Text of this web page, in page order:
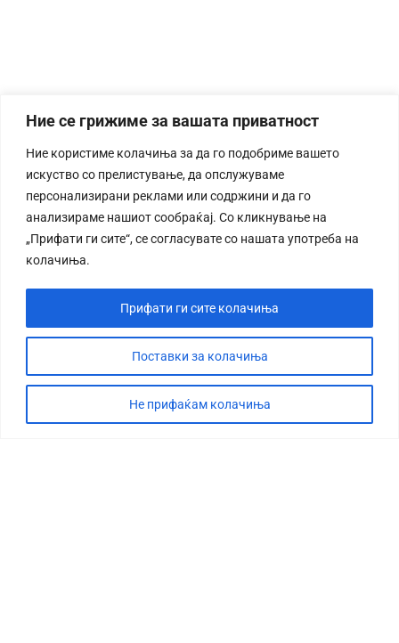
Ние се грижиме за вашата приватност
Ние користиме колачиња за да го подобриме вашето
искуство со прелистување, да опслужуваме
персонализирани реклами или содржини и да го
анализираме нашиот сообраќај. Со кликнување на
„Прифати ги сите“, се согласувате со нашата употреба на
колачиња.
Поставки за колачиња
Не прифаќам колачиња
Прифати ги сите колачиња